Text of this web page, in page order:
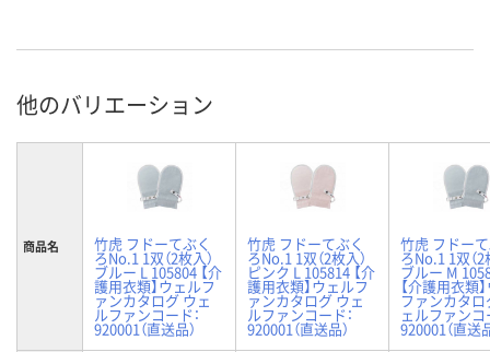
他のバリエーション
商品名 竹虎 フドーてぶく
ろNo.1 1双（2枚入）
ブルー L 105804 【介
護用衣類】ウェルフ
ァンカタログ ウェ
ルファンコード：
920001（直送品）
竹虎 フドーてぶく
ろNo.1 1双（2枚入）
ピンク L 105814 【介
護用衣類】ウェルフ
ァンカタログ ウェ
ルファンコード：
920001（直送品）
竹虎 フドー
ろNo.1 1双（2
ブルー M
【介護用衣類
ファンカタロ
ェルファンコ
920001（直送